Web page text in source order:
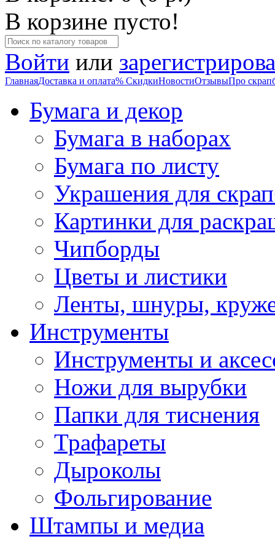
В корзине пусто!
Войти или
ГлавнаяДоставка и оплата% СкидкиНовостиОтзывыПро
Бумага и декор
Бумага в наборах
Бумага по листу
Украшения для
Картинки для
Чипборды
Цветы и листики
Ленты, шнуры,
Инструменты
Инструменты и
Ножи для вырубки
Папки для тиснения
Трафареты
Дыроколы
Фольгирование
Штампы и медиа